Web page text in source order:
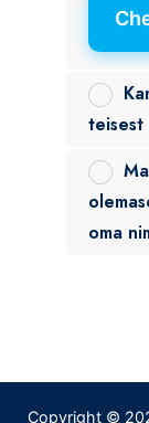
oma
Copyright ©